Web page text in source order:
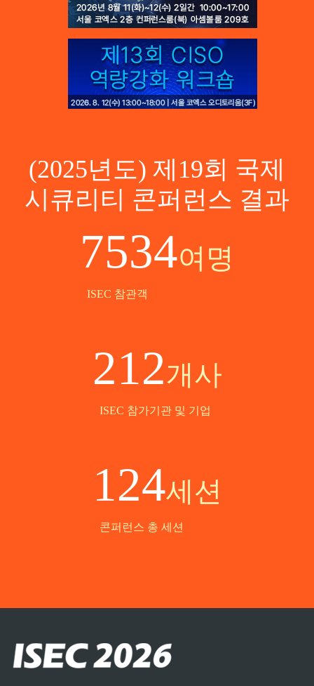
(2025년도) 제19회 국제
시큐리티 콘퍼런스 결과
7534여명
ISEC 참관객
212개사
ISEC 참가기관 및 기업
124세션
콘퍼런스 총 세션